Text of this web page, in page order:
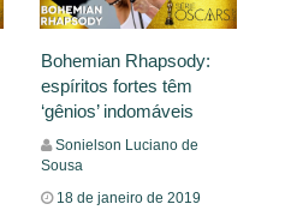
Bohemian Rhapsody:
espíritos fortes têm
‘gênios’ indomáveis
Sonielson Luciano de
Sousa
18 de janeiro de 2019